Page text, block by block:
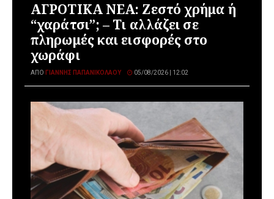
ΑΓΡΟΤΙΚΑ ΝΕΑ: Ζεστό χρήμα ή
“χαράτσι”; – Τι αλλάζει σε
πληρωμές και εισφορές στο
χωράφι
ΑΠΌ ΓΙΆΝΝΗΣ ΠΑΠΑΝΙΚΟΛΆΟΥ 05/08/2026 | 12:02